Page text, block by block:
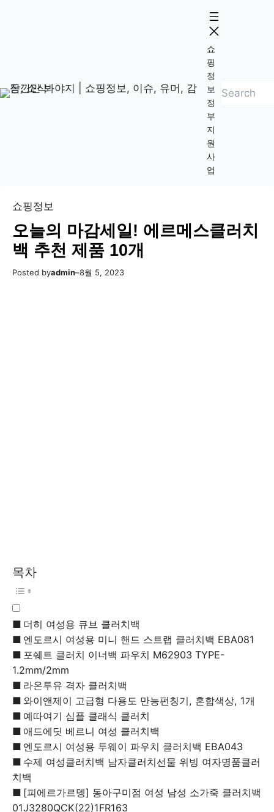
로
쇼
핑
정
보
정
부
지
원
사
업
검
쇼핑정보
오늘의 마감세일! 에르메스클러치
백 추천 제품 10개
Posted byadmin–8월 5, 2023
목차
더히 여성용 큐브 클러치백
엔도르시 여성용 미니 핸드 스트랩 클러치백 EBA081
포쉐트 클러치 이너백 파우치 M62903 TYPE-
1.2mm/2mm
라온투유 격자 클러치백
와이앤제이 고급형 다용도 만능펀칭기, 혼합색상, 1개
예따여기 심플 클래식 클러치
애드에딧 베르니 여성 클러치백
엔도르시 여성용 투웨이 파우치 클러치백 EBA043
수제 여성클러치백 남자클러치선물 위빙 여자명품클러
치백
[피에르가르뎅] 동아구미점 여성 남성 소가죽 클러치백
01J3280QCK(22)1FR163